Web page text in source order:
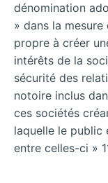
dénomination
» dans la
propre à créer
intérêts de la
sécurité des
notoire inclus
ces sociétés
laquelle le public
entre celles-ci »